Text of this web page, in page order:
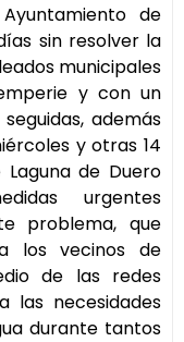
de
sin resolver la
municipales
y con un
además
y otras 14
de Duero
urgentes
problema, que
los vecinos de
de las redes
las necesidades
durante tantos